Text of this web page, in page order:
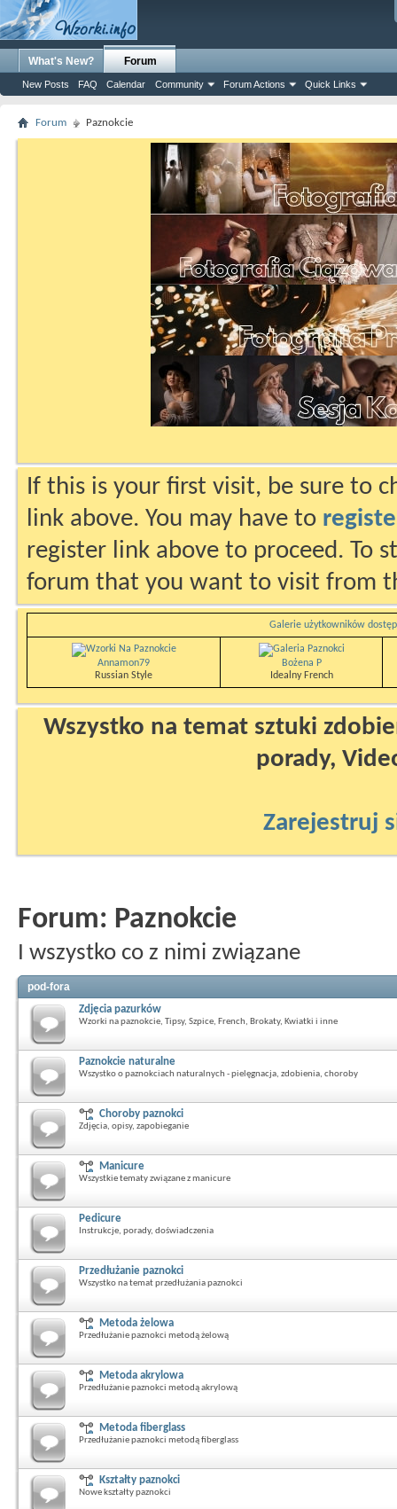
What's New? Forum
New Posts FAQ Calendar Community Forum Actions Quick Links
Forum Paznokcie
If this is your first visit, be sure to
link above. You may have to
register link above to proceed. To
forum that you want to visit from
Galerie użytkowników
Annamon79
Russian Style
Bożena P
Idealny French
Wszystko na temat sztuki
porady,
Zarejestruj
Forum: Paznokcie
I wszystko co z nimi związane
pod-fora
Zdjęcia pazurków
Wzorki na paznokcie, Tipsy, Szpice, French, Brokaty, Kwiatki i inne
Paznokcie naturalne
Wszystko o paznokciach naturalnych - pielęgnacja, zdobienia, choroby
Choroby paznokci
Zdjęcia, opisy, zapobieganie
Manicure
Wszystkie tematy związane z manicure
Pedicure
Instrukcje, porady, doświadczenia
Przedłużanie paznokci
Wszystko na temat przedłużania paznokci
Metoda żelowa
Przedłużanie paznokci metodą żelową
Metoda akrylowa
Przedłużanie paznokci metodą akrylową
Metoda fiberglass
Przedłużanie paznokci metodą fiberglass
Kształty paznokci
Nowe kształty paznokci